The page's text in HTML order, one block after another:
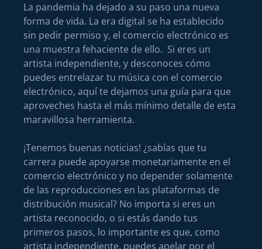
La pandemia ha dejado a su paso una nueva
forma de vida. La era digital se ha establecido
sin pedir permiso y, el comercio electrónico es
una muestra fehaciente de ello. Si eres un
artista independiente, y desconoces cómo
puedes entrelazar tu música con el comercio
electrónico, aquí te dejamos una guía para que
aproveches hasta el más mínimo detalle de esta
maravillosa herramienta.
¡Tenemos buenas noticias! ¿sabías que tu
carrera puede apoyarse monetariamente en el
comercio electrónico y no depender solamente
de las reproducciones en las plataformas de
distribución musical? No importa si eres un
artista reconocido, o si estás dando tus
primeros pasos, lo importante es que, como
artista independiente, puedes apelar por el